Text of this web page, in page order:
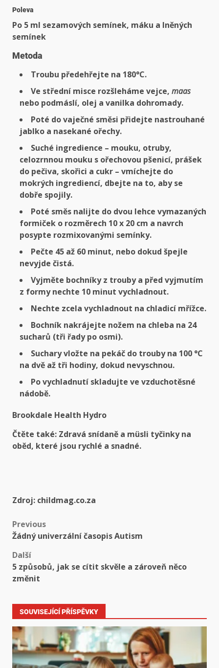
Poleva
Po 5 ml sezamových semínek, máku a lněných
semínek
Metoda
Troubu předehřejte na 180°C.
Ve střední misce rozšleháme vejce, maas
nebo podmáslí, olej a vanilka dohromady.
Poté do vaječné směsi přidejte nastrouhané
jablko a nasekané ořechy.
Suché ingredience – mouku, otruby,
celozrnnou mouku s ořechovou pšenicí, prášek
do pečiva, skořici a cukr – vmíchejte do
mokrých ingrediencí, dbejte na to, aby se
dobře spojily.
Poté směs nalijte do dvou lehce vymazaných
formiček o rozměrech 10 x 20 cm a navrch
posypte rozmixovanými semínky.
Pečte 45 až 60 minut, nebo dokud špejle
nevyjde čistá.
Vyjměte bochníky z trouby a před vyjmutím
z formy nechte 10 minut vychladnout.
Nechte zcela vychladnout na chladicí mřížce.
Bochník nakrájejte nožem na chleba na 24
sucharů (tři řady po osmi).
Suchary vložte na pekáč do trouby na 100 °C
na dvě až tři hodiny, dokud nevyschnou.
Po vychladnutí skladujte ve vzduchotěsné
nádobě.
Brookdale Health Hydro
Čtěte také: Zdravá snídaně a müsli tyčinky na
oběd, které jsou rychlé a snadné.
Zdroj: childmag.co.za
Previous
Žádný univerzální časopis Autism
Další
5 způsobů, jak se cítit skvěle a zároveň něco
změnit
SOUVISEJÍCÍ PŘÍSPĚVKY